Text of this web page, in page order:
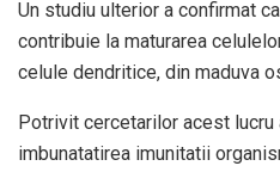
Un studiu ulterior a confirmat
contribuie la maturarea
celule dendritice, din maduva
Potrivit cercetarilor acest lucru
imbunatatirea imunitatii